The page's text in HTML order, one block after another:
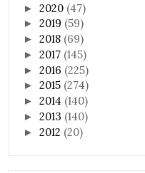
►2020 (47)
►2019 (59)
►2018 (69)
►2017 (145)
►2016 (225)
►2015 (274)
►2014 (140)
►2013 (140)
►2012 (20)